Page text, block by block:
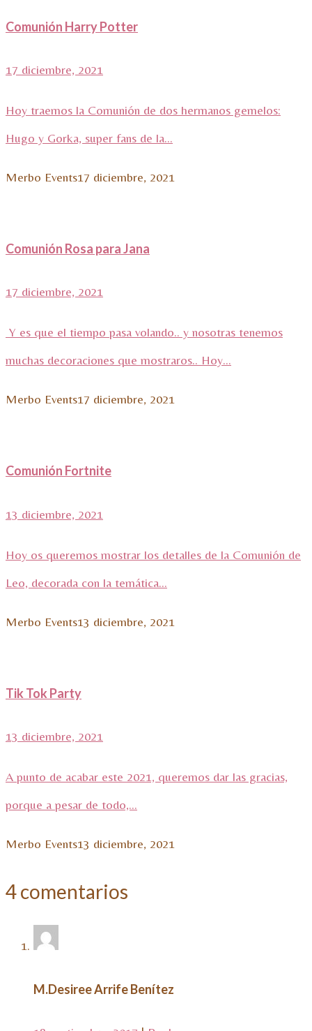
Comunión Harry Potter
17 diciembre, 2021
Hoy traemos la Comunión de dos hermanos gemelos:
Hugo y Gorka, super fans de la...
Merbo Events17 diciembre, 2021
Comunión Rosa para Jana
17 diciembre, 2021
Y es que el tiempo pasa volando.. y nosotras tenemos
muchas decoraciones que mostraros.. Hoy...
Merbo Events17 diciembre, 2021
Comunión Fortnite
13 diciembre, 2021
Hoy os queremos mostrar los detalles de la Comunión de
Leo, decorada con la temática...
Merbo Events13 diciembre, 2021
Tik Tok Party
13 diciembre, 2021
A punto de acabar este 2021, queremos dar las gracias,
porque a pesar de todo,...
Merbo Events13 diciembre, 2021
4 comentarios
M.Desiree Arrife Benítez